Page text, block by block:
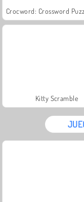
Kitty Scramble